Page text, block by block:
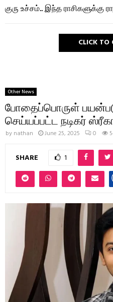
குரு உச்சம்.. இந்த
CLICK TO
Other News
போதைப்பொருள்
செய்யப்பட்ட நடிகர்
by nathan June 25, 2025 0
SHARE 1